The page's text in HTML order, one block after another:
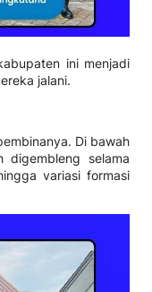
ini menjadi
jalani.
Di bawah
digembleng selama
variasi formasi